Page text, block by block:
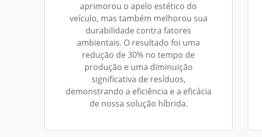
aprimorou o apelo estético do
veículo, mas também melhorou sua
durabilidade contra fatores
ambientais. O resultado foi uma
redução de 30% no tempo de
produção e uma diminuição
significativa de resíduos,
demonstrando a eficiência e a eficácia
de nossa solução híbrida.